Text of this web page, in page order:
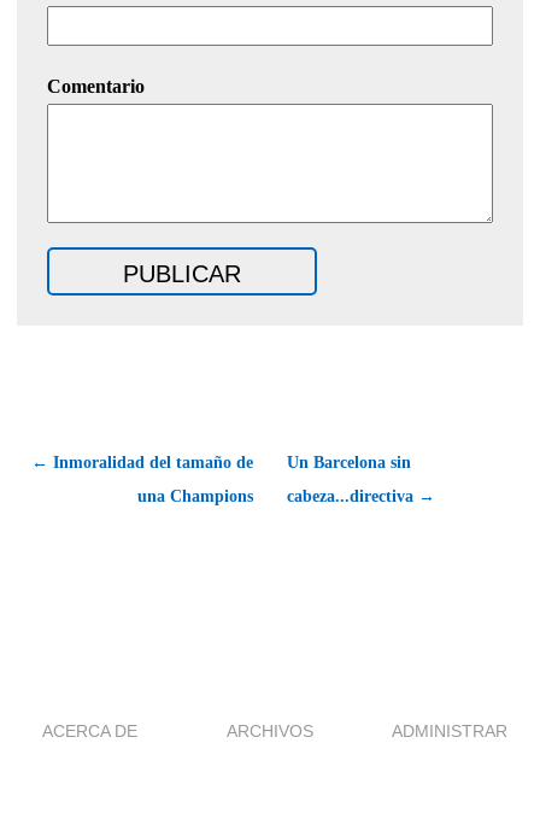
Comentario
← Inmoralidad del tamaño de
una Champions
Un Barcelona sin
cabeza...directiva →
ACERCA DE ARCHIVOS ADMINISTRAR